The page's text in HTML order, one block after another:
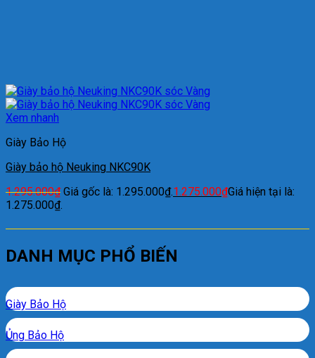
Xem nhanh
Giày Bảo Hộ
Giày bảo hộ Neuking NKC90K
1.295.000₫ Giá gốc là: 1.295.000₫.1.275.000₫Giá hiện tại là:
1.275.000₫.
DANH MỤC PHỔ BIẾN
Giày Bảo Hộ
Ủng Bảo Hộ